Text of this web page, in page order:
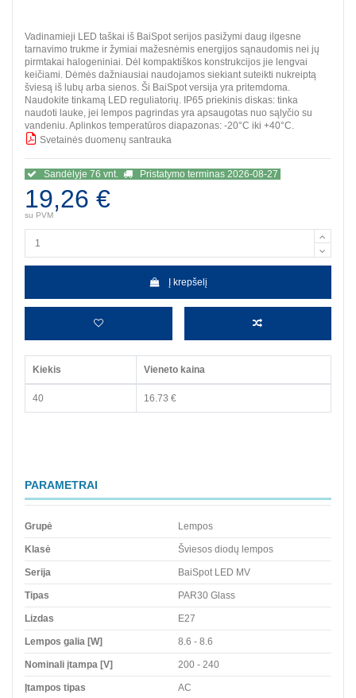
Vadinamieji LED taškai iš BaiSpot serijos pasižymi daug ilgesne
tarnavimo trukme ir žymiai mažesnėmis energijos sąnaudomis nei jų
pirmtakai halogeniniai. Dėl kompaktiškos konstrukcijos jie lengvai
keičiami. Dėmės dažniausiai naudojamos siekiant suteikti nukreiptą
šviesą iš lubų arba sienos. Ši BaiSpot versija yra pritemdoma.
Naudokite tinkamą LED reguliatorių. IP65 priekinis diskas: tinka
naudoti lauke, jei lempos pagrindas yra apsaugotas nuo sąlyčio su
vandeniu. Aplinkos temperatūros diapazonas: -20°C iki +40°C.
Svetainės duomenų santrauka
Sandėlyje 76 vnt. Pristatymo terminas 2026-08-27
19,26 €
su PVM
Į krepšelį
Kiekis Vieneto kaina
40 16.73 €
PARAMETRAI
Grupė Lempos
Klasė Šviesos diodų lempos
Serija BaiSpot LED MV
Tipas PAR30 Glass
Lizdas E27
Lempos galia [W] 8.6 - 8.6
Nominali įtampa [V] 200 - 240
Įtampos tipas AC